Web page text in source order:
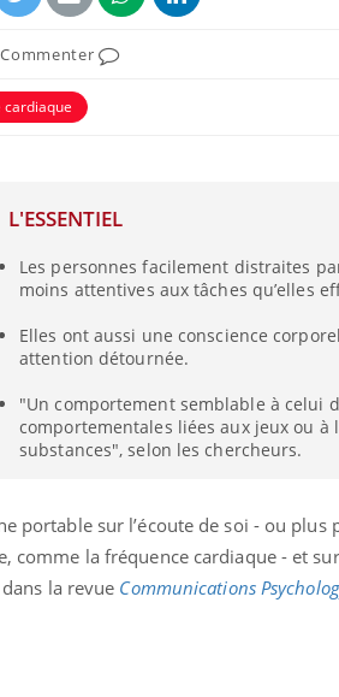
Commenter
L'ESSENTIEL
Les personnes facilement distraites
moins attentives aux tâches qu’elles
Elles ont aussi une conscience
attention détournée.
"Un comportement semblable à celui
comportementales liées aux jeux ou à
substances", selon les chercheurs.
portable sur l’écoute de soi - ou plus
comme la fréquence cardiaque - et
la revue Communications